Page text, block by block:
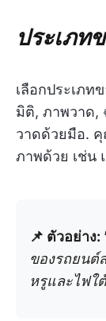
ประเภท
เลือกประเภ
มิติ, ภาพวาด,
วาดด้วยมือ.
ภาพด้วย เช่น
📌 ตัวอย่าง: '
ของรถยนต์
หรูและไฟใ